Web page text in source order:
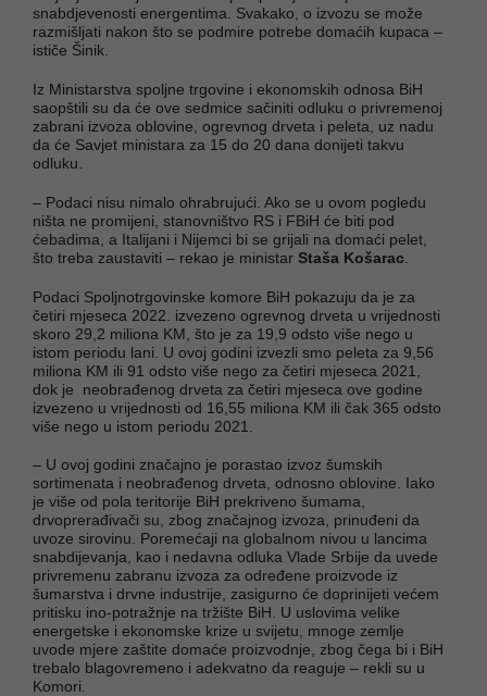
snabdjevenosti energentima. Svakako, o izvozu se može
razmišljati nakon što se podmire potrebe domaćih kupaca –
ističe Šinik.
Iz Ministarstva spoljne trgovine i ekonomskih odnosa BiH
saopštili su da će ove sedmice sačiniti odluku o privremenoj
zabrani izvoza oblovine, ogrevnog drveta i peleta, uz nadu
da će Savjet ministara za 15 do 20 dana donijeti takvu
odluku.
– Podaci nisu nimalo ohrabrujući. Ako se u ovom pogledu
ništa ne promijeni, stanovništvo RS i FBiH će biti pod
ćebadima, a Italijani i Nijemci bi se grijali na domaći pelet,
što treba zaustaviti – rekao je ministar Staša Košarac
Podaci Spoljnotrgovinske komore BiH pokazuju da je za
četiri mjeseca 2022. izvezeno ogrevnog drveta u vrijednosti
skoro 29,2 miliona KM, što je za 19,9 odsto više nego u
istom periodu lani. U ovoj godini izvezli smo peleta za 9,56
miliona KM ili 91 odsto više nego za četiri mjeseca 2021,
dok je neobrađenog drveta za četiri mjeseca ove godine
izvezeno u vrijednosti od 16,55 miliona KM ili čak 365 odsto
više nego u istom periodu 2021.
– U ovoj godini značajno je porastao izvoz šumskih
sortimenata i neobrađenog drveta, odnosno oblovine. Iako
je više od pola teritorije BiH prekriveno šumama,
drvoprerađivači su, zbog značajnog izvoza, prinuđeni da
uvoze sirovinu. Poremećaji na globalnom nivou u lancima
snabdijevanja, kao i nedavna odluka Vlade Srbije da uvede
privremenu zabranu izvoza za određene proizvode iz
šumarstva i drvne industrije, zasigurno će doprinijeti većem
pritisku ino-potražnje na tržište BiH. U uslovima velike
energetske i ekonomske krize u svijetu, mnoge zemlje
uvode mjere zaštite domaće proizvodnje, zbog čega bi i BiH
trebalo blagovremeno i adekvatno da reaguje – rekli su u
Komori.